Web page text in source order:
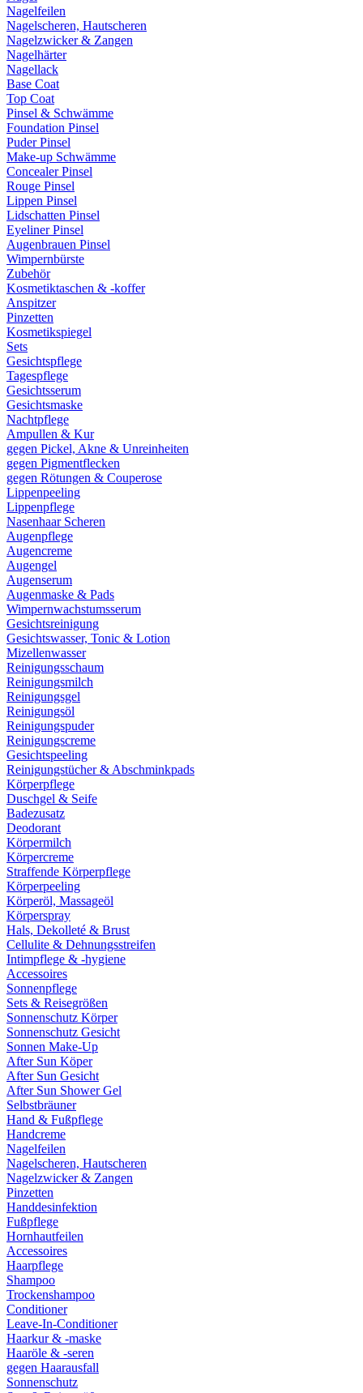
Nagelfeilen
Nagelscheren, Hautscheren
Nagelzwicker & Zangen
Nagelhärter
Nagellack
Base Coat
Top Coat
Pinsel & Schwämme
Foundation Pinsel
Puder Pinsel
Make-up Schwämme
Concealer Pinsel
Rouge Pinsel
Lippen Pinsel
Lidschatten Pinsel
Eyeliner Pinsel
Augenbrauen Pinsel
Wimpernbürste
Zubehör
Kosmetiktaschen & -koffer
Anspitzer
Pinzetten
Kosmetikspiegel
Sets
Gesichtspflege
Tagespflege
Gesichtsserum
Gesichtsmaske
Nachtpflege
Ampullen & Kur
gegen Pickel, Akne & Unreinheiten
gegen Pigmentflecken
gegen Rötungen & Couperose
Lippenpeeling
Lippenpflege
Nasenhaar Scheren
Augenpflege
Augencreme
Augengel
Augenserum
Augenmaske & Pads
Wimpernwachstumsserum
Gesichtsreinigung
Gesichtswasser, Tonic & Lotion
Mizellenwasser
Reinigungsschaum
Reinigungsmilch
Reinigungsgel
Reinigungsöl
Reinigungspuder
Reinigungscreme
Gesichtspeeling
Reinigungstücher & Abschminkpads
Körperpflege
Duschgel & Seife
Badezusatz
Deodorant
Körpermilch
Körpercreme
Straffende Körperpflege
Körperpeeling
Körperöl, Massageöl
Körperspray
Hals, Dekolleté & Brust
Cellulite & Dehnungsstreifen
Intimpflege & -hygiene
Accessoires
Sonnenpflege
Sets & Reisegrößen
Sonnenschutz Körper
Sonnenschutz Gesicht
Sonnen Make-Up
After Sun Köper
After Sun Gesicht
After Sun Shower Gel
Selbstbräuner
Hand & Fußpflege
Handcreme
Nagelfeilen
Nagelscheren, Hautscheren
Nagelzwicker & Zangen
Pinzetten
Handdesinfektion
Fußpflege
Hornhautfeilen
Accessoires
Haarpflege
Shampoo
Trockenshampoo
Conditioner
Leave-In-Conditioner
Haarkur & -maske
Haaröle & -seren
gegen Haarausfall
Sonnenschutz